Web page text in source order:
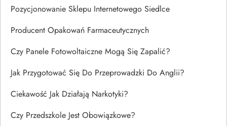
Pozycjonowanie Sklepu Internetowego Siedlce
Producent Opakowań Farmaceutycznych
Czy Panele Fotowoltaiczne Mogą Się Zapalić?
Jak Przygotować Się Do Przeprowadzki Do Anglii?
Ciekawość Jak Działają Narkotyki?
Czy Przedszkole Jest Obowiązkowe?